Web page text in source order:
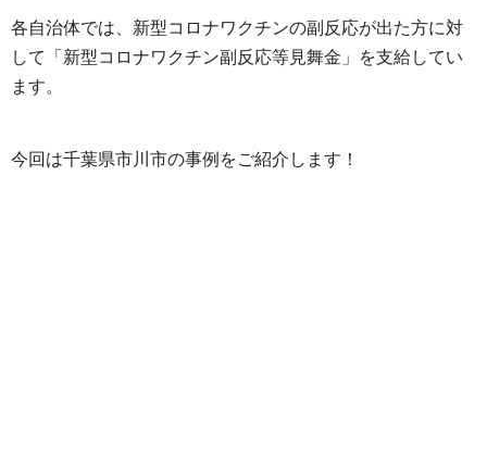
各自治体では、新型コロナワクチンの副反応が出た方に対
して「新型コロナワクチン副反応等見舞金」を支給してい
ます。
今回は千葉県市川市の事例をご紹介します！